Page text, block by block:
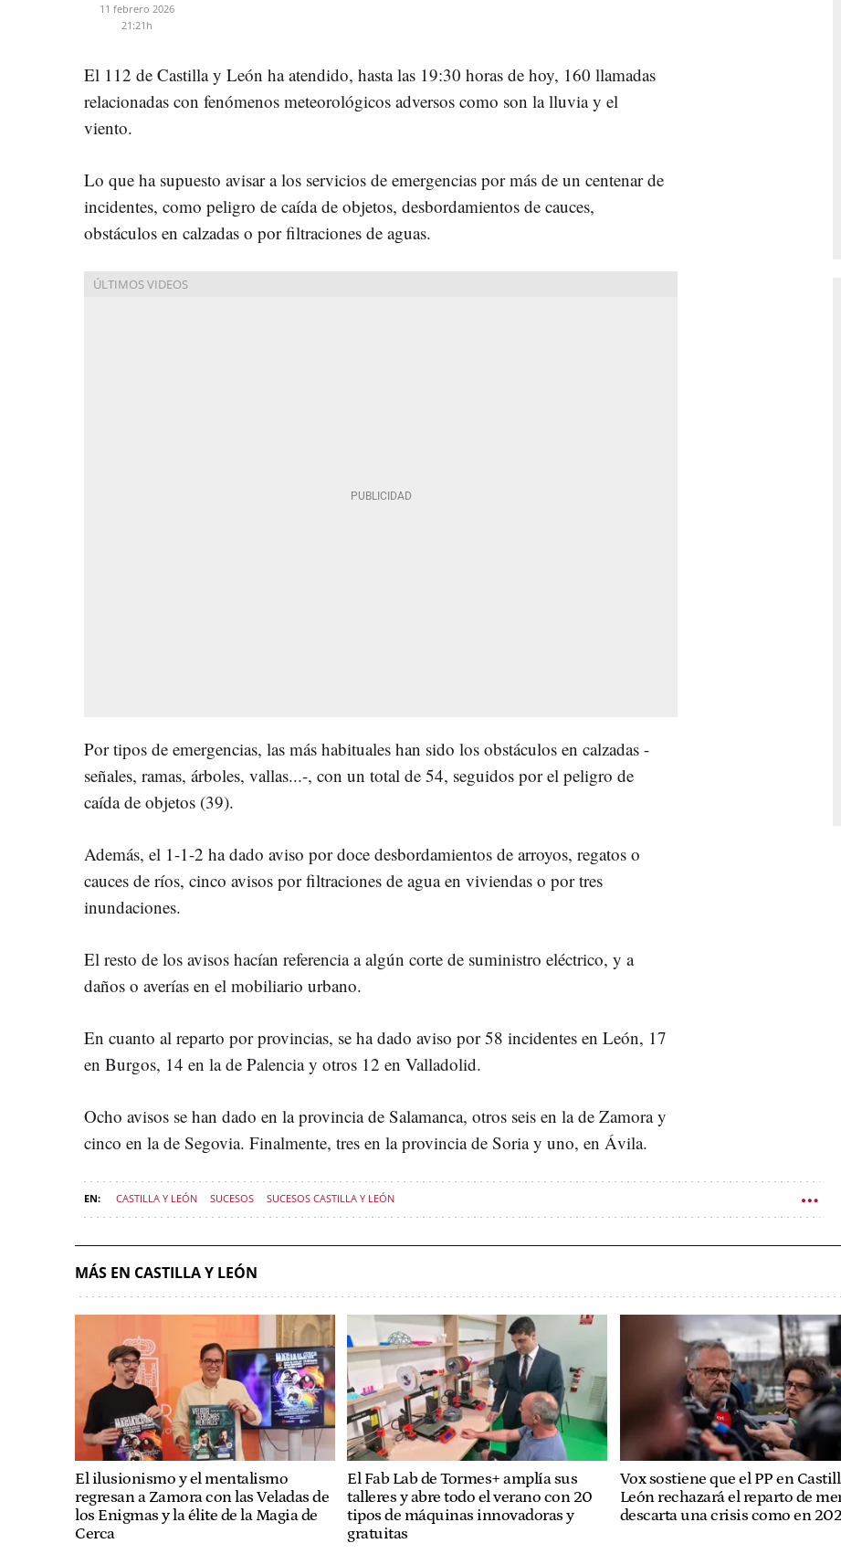
11 febrero 2026
21:21h
El 112 de Castilla y León ha atendido, hasta las 19:30 horas de hoy, 160 llamadas
relacionadas con fenómenos meteorológicos adversos como son la lluvia y el
viento.
Lo que ha supuesto avisar a los servicios de emergencias por más de un centenar de
incidentes, como peligro de caída de objetos, desbordamientos de cauces,
obstáculos en calzadas o por filtraciones de aguas.
Por tipos de emergencias, las más habituales han sido los obstáculos en calzadas -
señales, ramas, árboles, vallas...-, con un total de 54, seguidos por el peligro de
caída de objetos (39).
Además, el 1-1-2 ha dado aviso por doce desbordamientos de arroyos, regatos o
cauces de ríos, cinco avisos por filtraciones de agua en viviendas o por tres
inundaciones.
El resto de los avisos hacían referencia a algún corte de suministro eléctrico, y a
daños o averías en el mobiliario urbano.
En cuanto al reparto por provincias, se ha dado aviso por 58 incidentes en León, 17
en Burgos, 14 en la de Palencia y otros 12 en Valladolid.
Ocho avisos se han dado en la provincia de Salamanca, otros seis en la de Zamora y
cinco en la de Segovia. Finalmente, tres en la provincia de Soria y uno, en Ávila.
CASTILLA Y LEÓN SUCESOS SUCESOS CASTILLA Y LEÓN
MÁS EN CASTILLA Y LEÓN
El ilusionismo y el mentalismo
regresan a Zamora con las Veladas de
los Enigmas y la élite de la Magia de
Cerca
El Fab Lab de Tormes+ amplía sus
talleres y abre todo el verano con 20
tipos de máquinas innovadoras y
gratuitas
Vox sostiene que el PP en
León rechazará el reparto de
descarta una crisis como en